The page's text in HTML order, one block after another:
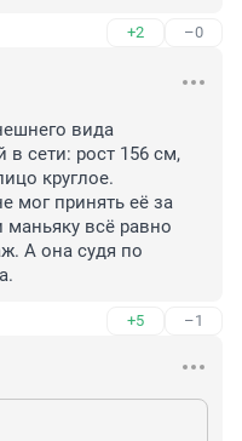
+2 –0
вида
сети: рост 156 см,
круглое.
мог принять её за
всё равно
А она судя по
+5 –1